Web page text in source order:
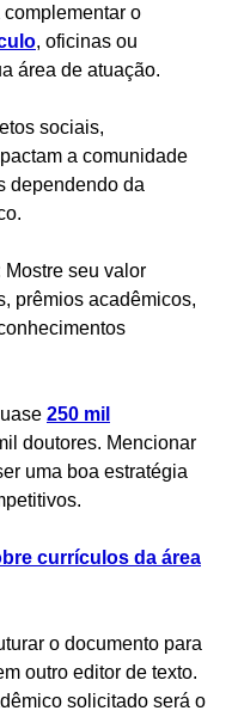
complementar o
, oficinas ou
área de atuação.
sociais,
a comunidade
dependendo da
Mostre seu valor
prêmios acadêmicos,
250 mil
doutores. Mencionar
uma boa estratégia
currículos da área
o documento para
outro editor de texto.
solicitado será o